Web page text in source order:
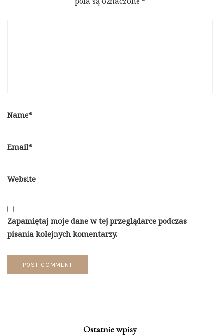
Name*
Email*
Website
Zapamiętaj moje dane w tej przeglądarce podczas
pisania kolejnych komentarzy.
Ostatnie wpisy